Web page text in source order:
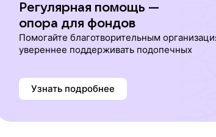
Регулярная помощь —
опора для фондов
Помогайте благотворительным
увереннее поддерживать подопечных
Узнать подробнее